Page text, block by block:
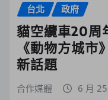
台北 政府
貓空纜車20周
《動物方城市
新話題
合作媒體 6 月